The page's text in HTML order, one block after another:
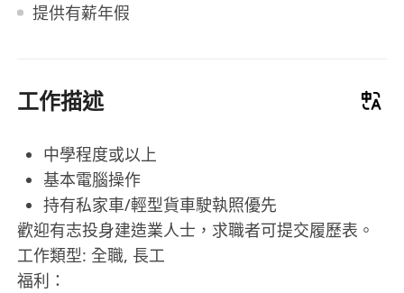
提供有薪年假
工作描述
中學程度或以上
基本電腦操作
持有私家車/輕型貨車駛執照優先
歡迎有志投身建造業人士，求職者可提交履歷表。
工作類型: 全職, 長工
福利：